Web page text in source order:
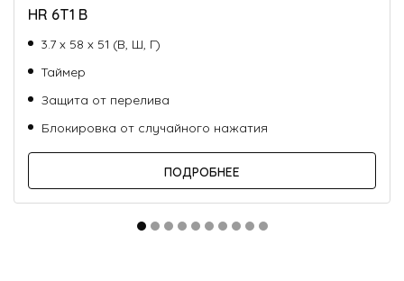
HR 6T1 B
3.7 х 58 х 51 (В, Ш, Г)
Таймер
Защита от перелива
Блокировка от случайного нажатия
ПОДРОБНЕЕ